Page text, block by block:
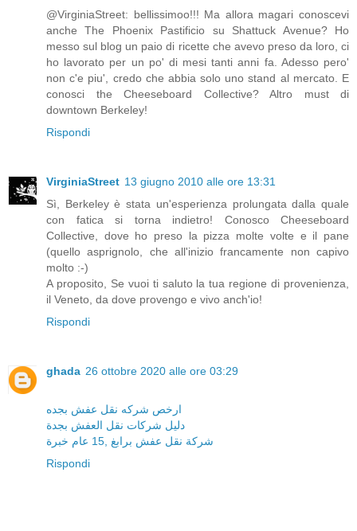
@VirginiaStreet: bellissimoo!!! Ma allora magari conoscevi
anche The Phoenix Pastificio su Shattuck Avenue? Ho
messo sul blog un paio di ricette che avevo preso da loro, ci
ho lavorato per un po' di mesi tanti anni fa. Adesso pero'
non c'e piu', credo che abbia solo uno stand al mercato. E
conosci the Cheeseboard Collective? Altro must di
downtown Berkeley!
Rispondi
VirginiaStreet 13 giugno 2010 alle ore 13:31
Sì, Berkeley è stata un'esperienza prolungata dalla quale
con fatica si torna indietro! Conosco Cheeseboard
Collective, dove ho preso la pizza molte volte e il pane
(quello asprignolo, che all'inizio francamente non capivo
molto :-)
A proposito, Se vuoi ti saluto la tua regione di provenienza,
il Veneto, da dove provengo e vivo anch'io!
Rispondi
ghada 26 ottobre 2020 alle ore 03:29
ارخص شركه نقل عفش بجده
دليل شركات نقل العفش بجدة
شركة نقل عفش برابغ ,15 عام خبرة
Rispondi